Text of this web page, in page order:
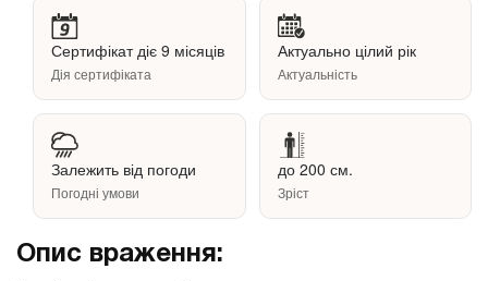
Сертифікат діє 9 місяців
Дія сертифіката
Актуально цілий рік
Актуальність
Залежить від погоди
Погодні умови
до 200 см.
Зріст
Опис враження: